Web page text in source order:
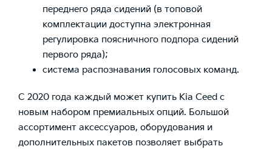
переднего ряда сидений (в топовой
комплектации доступна электронная
регулировка поясничного подпора сидений
первого ряда);
система распознавания голосовых команд.
С 2020 года каждый может купить Kia Ceed с
новым набором премиальных опций. Большой
ассортимент аксессуаров, оборудования и
дополнительных пакетов позволяет выбрать